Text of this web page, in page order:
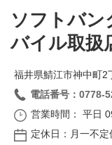
ソフトバン
バイル取扱
福井県鯖江市神中町2
電話番号：0778-
営業時間： 平日
定休日：月一不定